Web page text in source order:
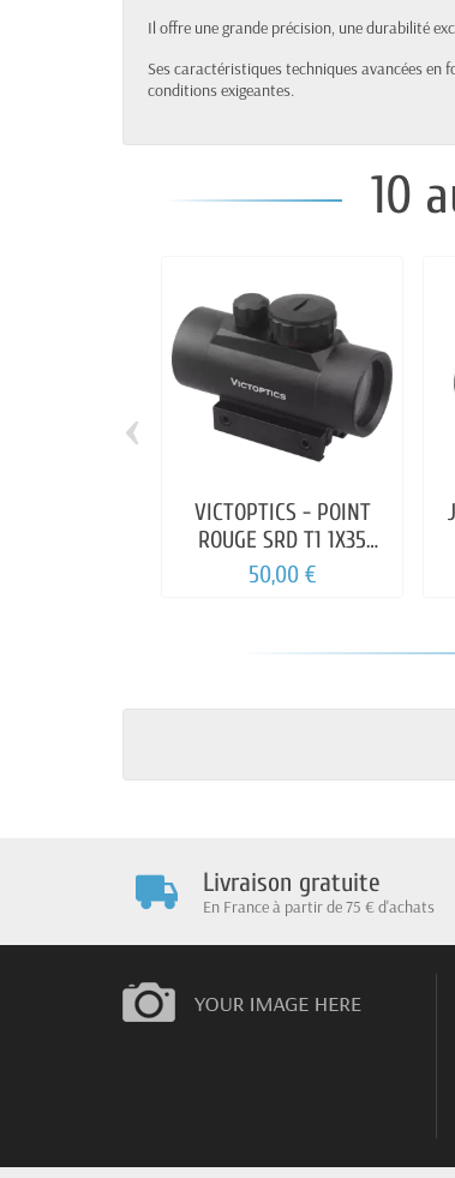
Il offre une grande précision, une durabilité
Ses caractéristiques techniques avancées
conditions exigeantes.
10
VICTOPTICS - POINT
ROUGE SRD T1 1X35
5NRV
50,00 €
‹
Livraison gratuite
En France à partir de 75 € d'achats